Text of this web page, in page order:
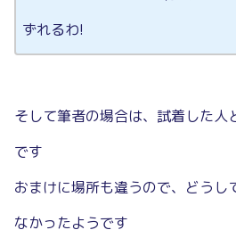
ずれるわ!
そして筆者の場合は、試着した人
です
おまけに場所も違うので、どうし
なかったようです